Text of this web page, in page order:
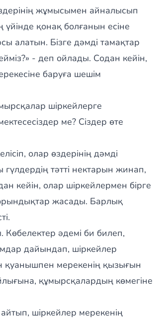
жұмысымен айналысып
қонақ болғанын есіне
алатын. Бізге дәмді тамақтар
- деп ойлады. Содан кейін,
баруға шешім
шіркейлерге
ме? Сіздер өте
олар өздерінің дәмді
тәтті нектарын жинап,
кейін, олар шіркейлермен бірге
жасады. Барлық
Көбелектер әдемі би билеп,
дайындап, шіркейлер
қуанышпен мерекенің қызығын
құмырсқалардың көмегіне
шіркейлер мерекенің